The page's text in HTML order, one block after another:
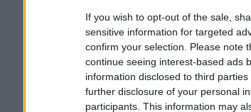
If you wish to opt-out of the sale,
sensitive information for targeted
confirm your selection. Please note
continue seeing interest-based ads
information disclosed to third
further disclosure of your personal
participants. This information may